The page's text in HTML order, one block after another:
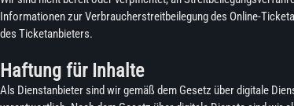
Informationen zur Verbraucherstreitbeilegung des Online-
des Ticketanbieters.
Haftung für Inhalte
Als Dienstanbieter sind wir gemäß dem Gesetz über digitale